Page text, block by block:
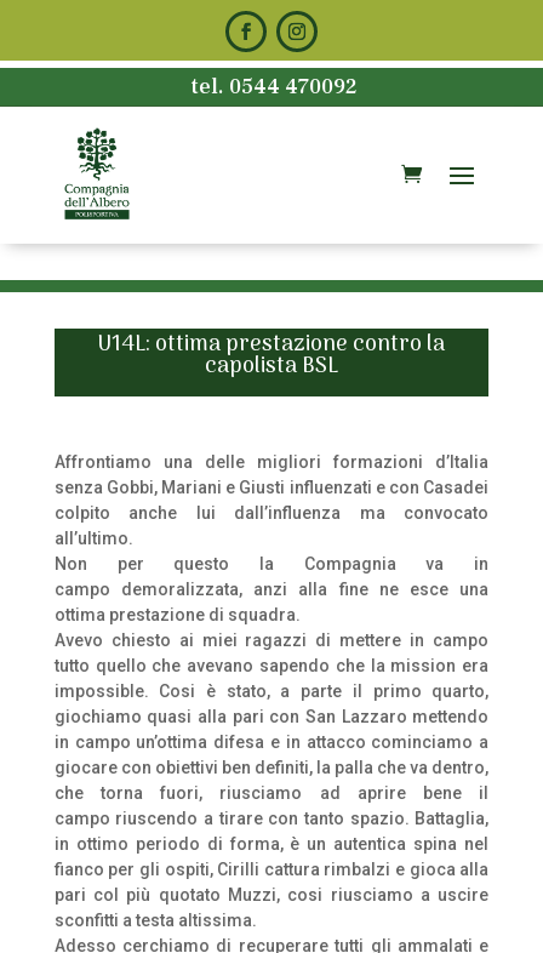
tel. 0544 470092
U14L: ottima prestazione contro la
capolista BSL
Affrontiamo una delle migliori formazioni d’Italia
senza Gobbi, Mariani e Giusti influenzati e con Casadei
colpito anche lui dall’influenza ma convocato
all’ultimo.
Non per questo la Compagnia va in
campo demoralizzata, anzi alla fine ne esce una
ottima prestazione di squadra.
Avevo chiesto ai miei ragazzi di mettere in campo
tutto quello che avevano sapendo che la mission era
impossible. Cosi è stato, a parte il primo quarto,
giochiamo quasi alla pari con San Lazzaro mettendo
in campo un’ottima difesa e in attacco cominciamo a
giocare con obiettivi ben definiti, la palla che va dentro,
che torna fuori, riusciamo ad aprire bene il
campo riuscendo a tirare con tanto spazio. Battaglia,
in ottimo periodo di forma, è un autentica spina nel
fianco per gli ospiti, Cirilli cattura rimbalzi e gioca alla
pari col più quotato Muzzi, cosi riusciamo a uscire
sconfitti a testa altissima.
Adesso cerchiamo di recuperare tutti gli ammalati e